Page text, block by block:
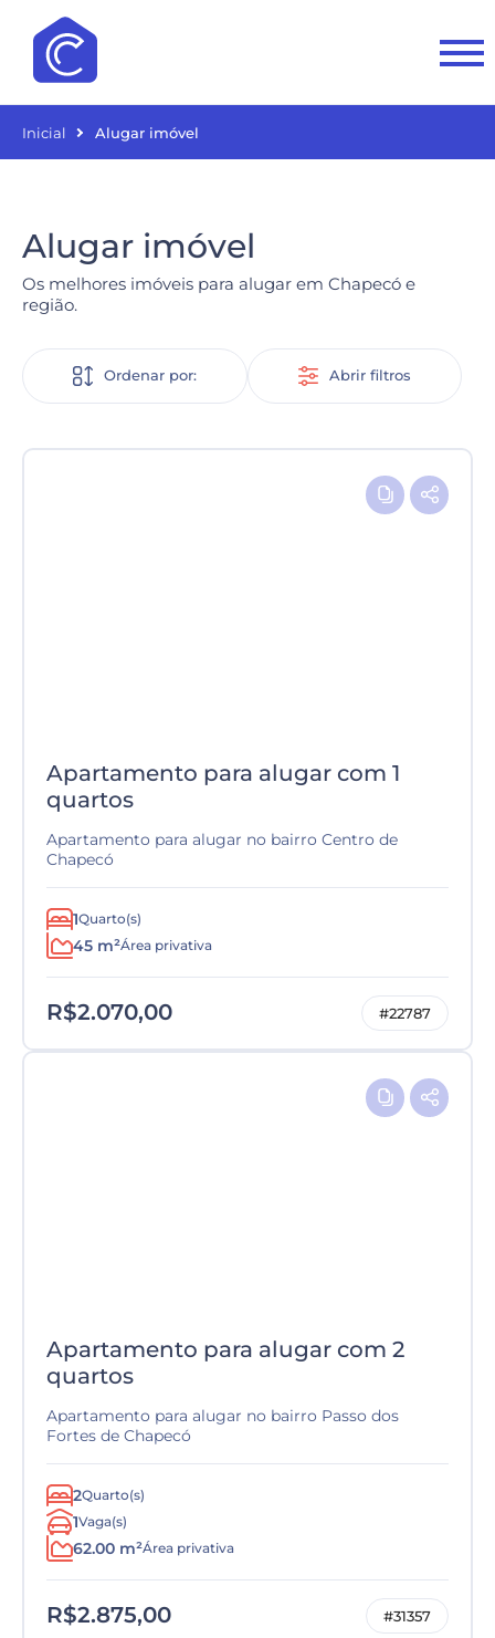
Inicial Alugar imóvel
Alugar imóvel
Os melhores imóveis para alugar em Chapecó e
região.
Ordenar por: Abrir filtros
Apartamento para alugar com 1
quartos
Apartamento para alugar no bairro Centro de
Chapecó
1Quarto(s)
45 m²Área privativa
R$2.070,00 #22787
Apartamento para alugar com 2
quartos
Apartamento para alugar no bairro Passo dos
Fortes de Chapecó
2Quarto(s)
1Vaga(s)
62.00 m²Área privativa
R$2.875,00 #31357